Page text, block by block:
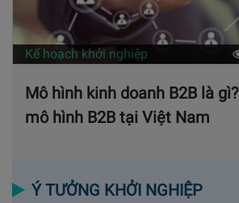
Kế hoạch khởi nghiệp
Mô hình kinh doanh B2B là
mô hình B2B tại Việt Nam
Ý TƯỞNG KHỞI NGHIỆP